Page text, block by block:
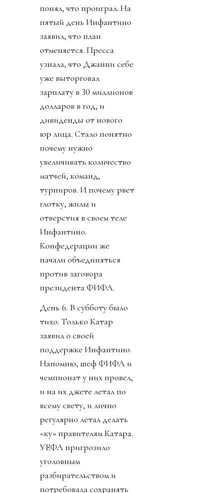
понял, что проиграл. На
пятый день Инфантино
заявил, что план
отменяется. Пресса
узнала, что Джанни себе
уже выторговал
зарплату в 30 миллионов
долларов в год, и
дивиденды от нового
юр лица. Стало понятно
почему нужно
увеличивать количество
матчей, команд,
турниров. И почему рвет
глотку, жилы и
отверстия в своем теле
Инфантино.
Конфедерации же
начали объединяться
против заговора
президента ФИФА.
День 6. В субботу было
тихо. Только Катар
заявил о своей
поддержке Инфантино.
Напомню, шеф ФИФА и
чемпионат у них провел,
и на их джете летал по
всему свету, и лично
регулярно летал делать
«ку» правителям Катара.
УЕФА пригрозило
уголовным
разбирательством и
потребовала сохранять